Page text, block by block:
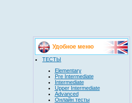
Удобное меню
ТЕСТЫ
Elementary
Pre Intermediate
Intermediate
Upper Intermediate
Advanced
Онлайн тесты